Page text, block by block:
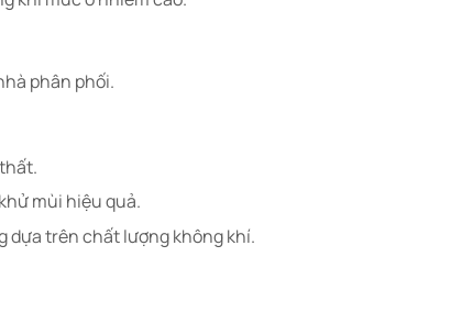
phân phối.​
mùi hiệu quả.​
dựa trên chất lượng không khí.​